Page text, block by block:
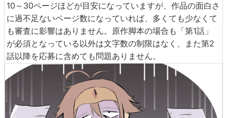
10～30ページほどが目安になっていますが、作品の面白さ
に過不足ないページ数になっていれば、多くても少なくて
も審査に影響はありません。原作脚本の場合も「第1話」
が必須となっている以外は文字数の制限はなく、また第2
話以降を応募に含めても問題ありません。